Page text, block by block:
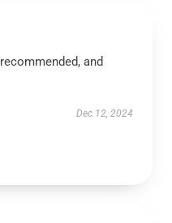
and
Dec 12, 2024